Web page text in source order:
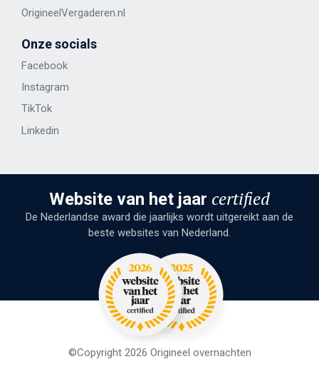
OrigineelVergaderen.nl
Onze socials
Facebook
Instagram
TikTok
Linkedin
Website van het jaar certified
De Nederlandse award die jaarlijks wordt uitgereikt aan de
beste websites van Nederland.
©Copyright 2026 Origineel overnachten